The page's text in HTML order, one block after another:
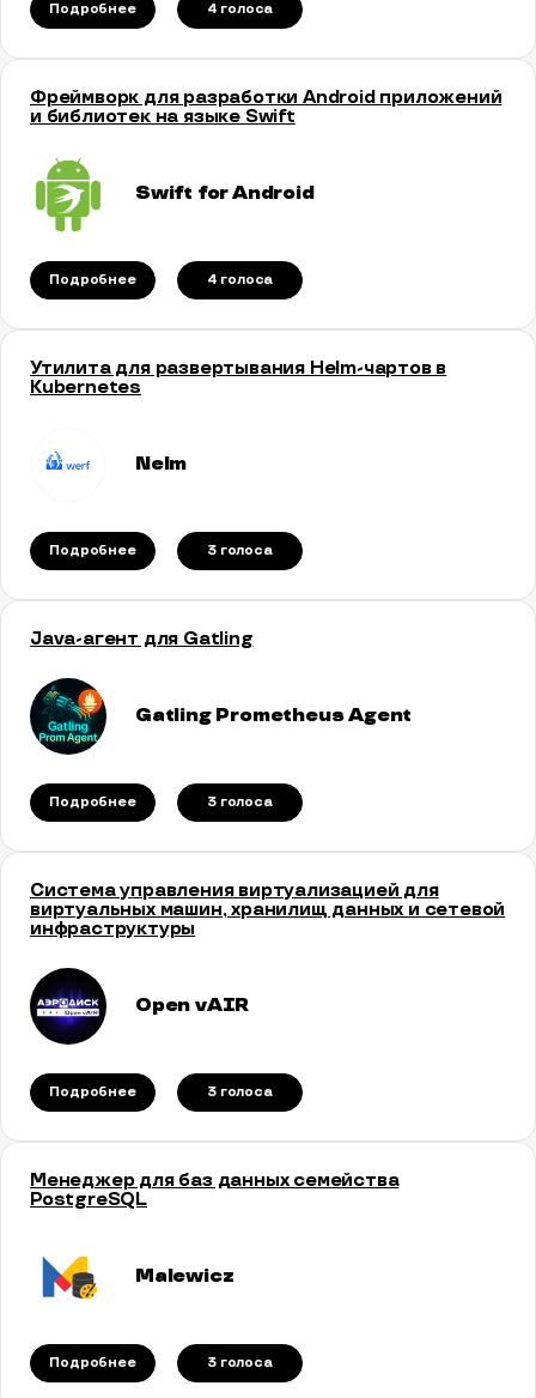
Подробнее 4 голосa
Фреймворк для разработки Android приложений
и библиотек на языке Swift
Swift for Android
Подробнее 4 голосa
Утилита для развертывания Helm-чартов в
Kubernetes
Nelm
Подробнее 3 голосa
Java-агент для Gatling
Gatling Prometheus Agent
Подробнее 3 голосa
Система управления виртуализацией для
виртуальных машин, хранилищ данных и сетевой
инфраструктуры
Open vAIR
Подробнее 3 голосa
Менеджер для баз данных семейства
PostgreSQL
Malewicz
Подробнее 3 голосa